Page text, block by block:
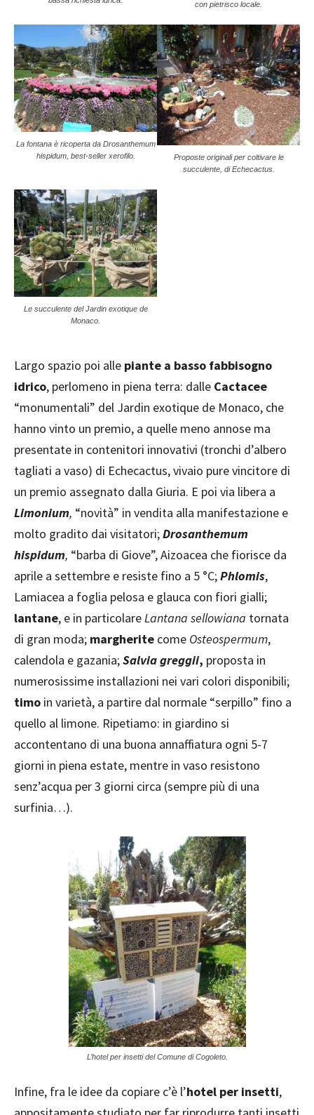
con pietrisco locale.
La fontana è ricoperta da Drosanthemum
hispidum, best-seller xerofilo.
Proposte originali per coltivare le
succulente, di Echecactus.
Le succulente del Jardin exotique de
Monaco.
Largo spazio poi alle piante a basso fabbisogno
idrico, perlomeno in piena terra: dalle Cactacee
“monumentali” del Jardin exotique de Monaco, che
hanno vinto un premio, a quelle meno annose ma
presentate in contenitori innovativi (tronchi d’albero
tagliati a vaso) di Echecactus, vivaio pure vincitore di
un premio assegnato dalla Giuria. E poi via libera a
Limonium, “novità” in vendita alla manifestazione e
molto gradito dai visitatori;Drosanthemum
hispidum, “barba di Giove”, Aizoacea che fiorisce da
aprile a settembre e resiste fino a 5 °C;Phlomis,
Lamiacea a foglia pelosa e glauca con fiori gialli;
lantane, e in particolareLantana sellowiana tornata
di gran moda; margherite come Osteospermum,
calendola e gazania;Salvia greggii, proposta in
numerosissime installazioni nei vari colori disponibili;
timo in varietà, a partire dal normale “serpillo” fino a
quello al limone. Ripetiamo: in giardino si
accontentano di una buona annaffiatura ogni 5-7
giorni in piena estate, mentre in vaso resistono
senz’acqua per 3 giorni circa (sempre più di una
surfinia…).
L’hotel per insetti del Comune di Cogoleto.
Infine, fra le idee da copiare c’è l’hotel per insetti,